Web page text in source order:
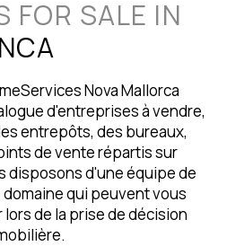
FOR SALE IN
Nova Mallorca
d'entreprises à vendre,
entrepôts, des bureaux,
de vente répartis sur
disposons d'une équipe de
qui peuvent vous
de la prise de décision